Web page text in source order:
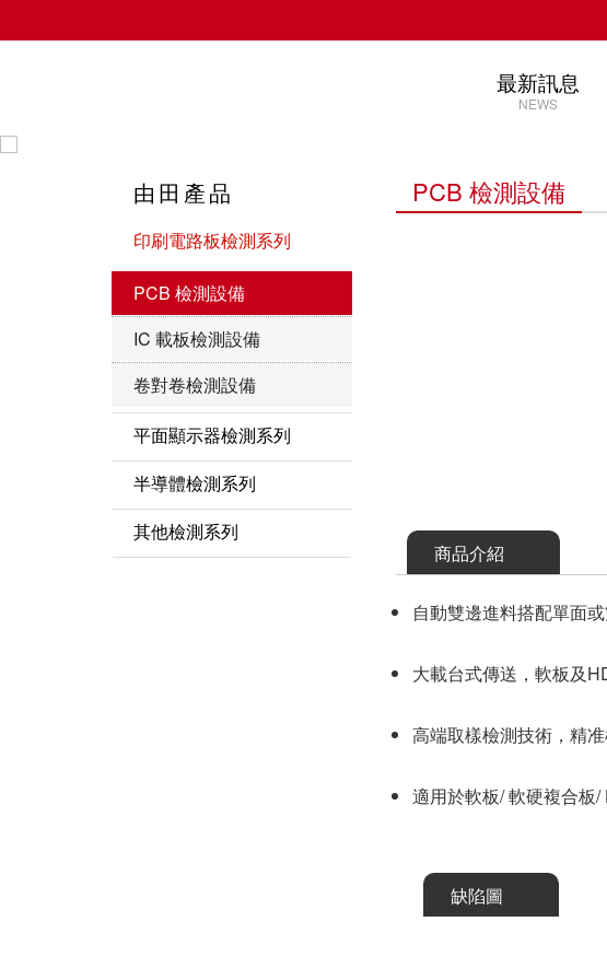
由田新技股份有限公司
最新訊息
NEWS
由田產品
印刷電路板檢測系列
PCB 檢測設備
IC 載板檢測設備
卷對卷檢測設備
平面顯示器檢測系列
LCD 自動光學檢測設備
LCM 自動光學檢測設備
半導體檢測系列
半導體自動光學檢測設備
其他檢測系列
PCB 檢測設備
商品介紹
自動雙邊進料搭配單面
大載台式傳送，軟板及
高端取樣檢測技術，精
適用於軟板/ 軟硬複合板/
缺陷圖